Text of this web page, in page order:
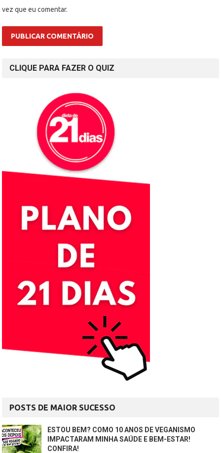
vez que eu comentar.
CLIQUE PARA FAZER O QUIZ
POSTS DE MAIOR SUCESSO
ESTOU BEM? COMO 10 ANOS DE VEGANISMO
IMPACTARAM MINHA SAÚDE E BEM-ESTAR!
CONFIRA!